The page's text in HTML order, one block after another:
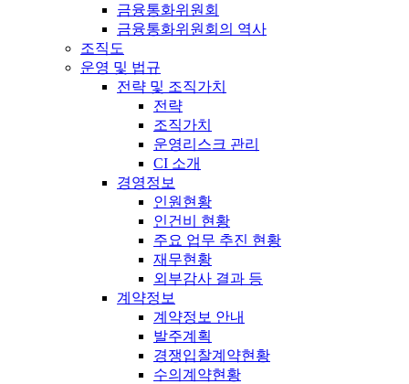
금융통화위원회
금융통화위원회의 역사
조직도
운영 및 법규
전략 및 조직가치
전략
조직가치
운영리스크 관리
CI 소개
경영정보
인원현황
인건비 현황
주요 업무 추진 현황
재무현황
외부감사 결과 등
계약정보
계약정보 안내
발주계획
경쟁입찰계약현황
수의계약현황